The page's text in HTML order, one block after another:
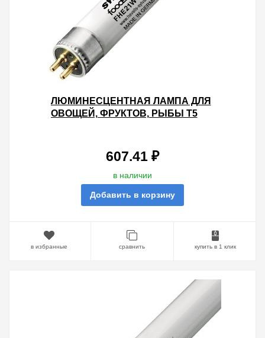
ЛЮМИНЕСЦЕНТНАЯ ЛАМПА ДЛЯ
ОВОЩЕЙ, ФРУКТОВ, РЫБЫ T5
607.41 ₽
в наличии
Добавить в корзину
в избранные сравнить купить в 1 клик